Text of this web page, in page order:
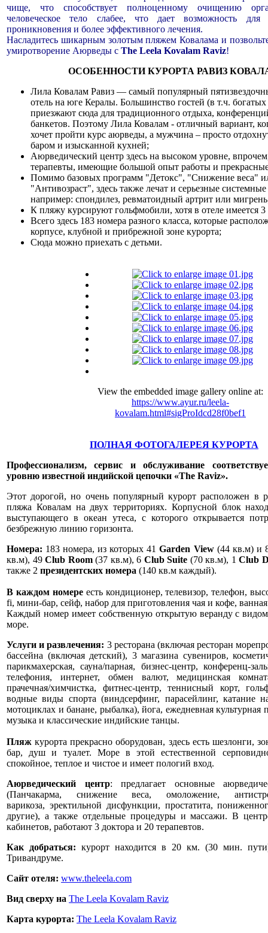
чище, что способствует полноценному очищению
человеческое тело слабее, что дает возможность для
проникновения и более эффективного лечения.
Насладитесь шикарным золотым пляжем Ковалама и
умиротворение Аюрведы с The Leela Kovalam Raviz!
ОСОБЕННОСТИ КУРОРТА РАВИЗ
Лила Ковалам Равиз — самый популярный
отель на юге Кералы. Большинство гостей (в т.ч.
приезжают сюда для традиционного отдыха,
банкетов. Поэтому Лила Ковалам - отличный вариант,
хочет пройти курс аюрведы, а мужчина – просто
баром и изысканной кухней;
Аюрведический центр здесь на высоком уровне,
терапевты, имеющие большой опыт работы и
Помимо базовых программ "Детокс", "Снижение веса"
"Антивозраст", здесь также лечат и серьезные системные
например: спондилез, ревматоидный артрит или
К пляжу курсируют гольфмобили, хотя в отеле имеется 3
Всего здесь 183 номера разного класса, которые
корпусе, клубной и прибрежной зоне курорта;
Сюда можно приехать с детьми.
View the embedded image gallery online at:
https://www.ayur.ru/leela-
kovalam.html#sigProIdcd28f0bef1
ПОЛНАЯ ФОТОГАЛЕРЕЯ КУРОРТА
Профессионализм, сервис и обслуживание
уровню известной индийской цепочки «The Raviz».
Этот дорогой, но очень популярный курорт расположен в
пляжа Ковалам на двух территориях. Корпусной блок
выступающего в океан утеса, с которого открывается
безбрежную линию горизонта.
Номера: 183 номера, из которых 41Garden View(44 кв.м) и
кв.м), 49 Club Room(37 кв.м), 6 Club Suite (70 кв.м), 1 Club
также 2 президентских номера (140 кв.м каждый).
В каждом номереесть кондиционер, телевизор, телефон,
fi, мини-бар, сейф, набор для приготовления чая и кофе,
Каждый номер имеет собственную открытую веранду с
море.
Услуги и развлечения: 3 ресторана (включая ресторан
бассейна (включая детский), 3 магазина сувениров,
парикмахерская, сауна/парная, бизнес-центр, конференц-
телефония, интернет, обмен валют, медицинская
прачечная/химчистка, фитнес-центр, теннисный корт,
водные виды спорта (виндсерфинг, парасейлинг, катание
мотоциклах и банане, рыбалка), йога, ежедневная культурная
музыка и классические индийские танцы.
Пляж курорта прекрасно оборудован, здесь есть шезлонги,
бар, душ и туалет. Море в этой естественной
спокойное, теплое и чистое и имеет пологий вход.
Аюрведический центр: предлагает основные
(Панчакарма, снижение веса, омоложение,
варикоза, эректильной дисфункции, простатита,
другие), а также отдельные процедуры и массажи. В
кабинетов, работают 3 доктора и 20 терапевтов.
Как добраться: курорт находится в 20 км. (30 мин.
Тривандруме.
Сайт отеля: www.theleela.com
Вид сверху на The Leela Kovalam Raviz
Карта курорта: The Leela Kovalam Raviz